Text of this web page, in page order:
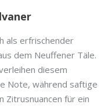
als erfrischender
dem Neuffener Täle.
diesem
Note, während saftige
Zitrusnuancen für ein